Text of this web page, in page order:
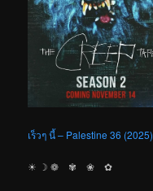
เร็วๆ นี้ – Palestine 36 (2025)
☀︎ ☽ ❁ ✾ ❀ ✿